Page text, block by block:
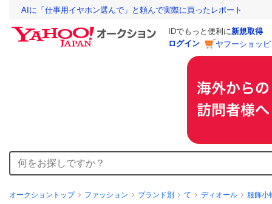
AIに「仕事用イヤホン選んで」と頼んで実際に買ったレポート
IDでもっと便利に新規取得
ログイン
ヤフーショッ
オークショントップ ファッション ブランド別 て ディオール 服飾小